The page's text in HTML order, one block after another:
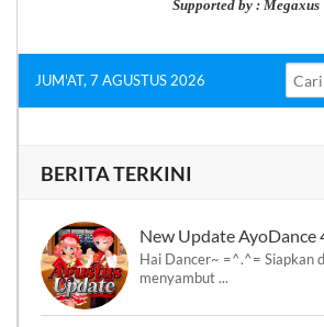
Supported by : Megaxus
JUM'AT, 7 AGUSTUS 2026
BERITA TERKINI
New Update AyoDance
Hai Dancer~ =^.^= Siapkan
menyambut ...